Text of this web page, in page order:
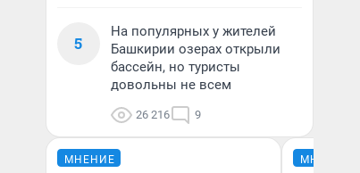
5
На популярных у жителей
Башкирии озерах открыли
бассейн, но туристы
довольны не всем
26 216 9
МНЕНИЕ МНЕНИЕ